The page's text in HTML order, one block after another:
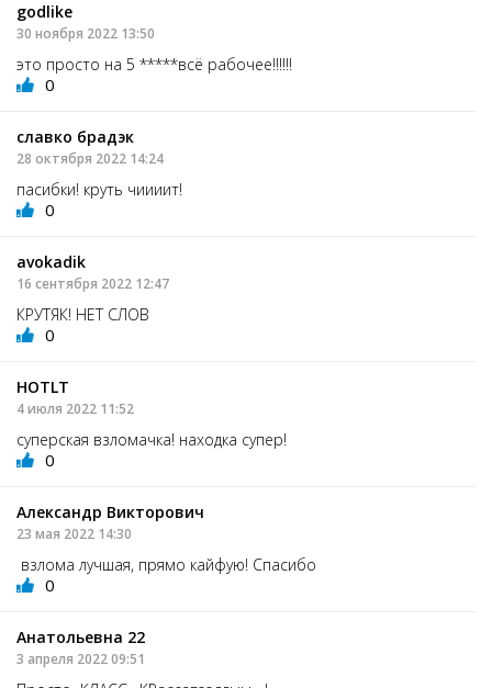
godlike
30 ноября 2022 13:50
это просто на 5 *****всё рабочее!!!!!!
0
славко брадэк
28 октября 2022 14:24
пасибки! круть чиииит!
0
avokadik
16 сентября 2022 12:47
КРУТЯК! НЕТ СЛОВ
0
HOTLT
4 июля 2022 11:52
суперская взломачка! находка супер!
0
Александр Викторович
23 мая 2022 14:30
взлома лучшая, прямо кайфую! Спасибо
0
Анатольевна 22
3 апреля 2022 09:51